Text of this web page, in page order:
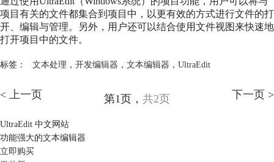
项目有关的文件都集合到项目中，以更有效的方式进行文件的打
开、编辑与管理。另外，用户还可以结合使用文件视图来快速地
打开项目中的文件。
标签： 文本处理 ， 开发编辑器 ， 文本编辑器 ， UltraEdit
< 上一页 第1页， 共2页 下一页 >
UltraEdit 中文网站
功能强大的文本编辑器
立即购买